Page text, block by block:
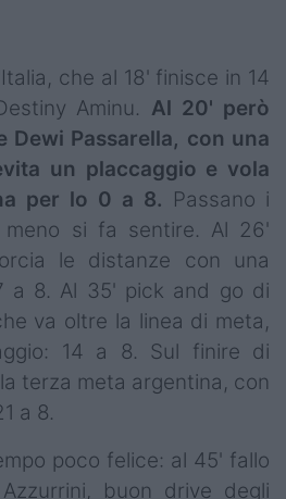
che al 18' finisce in 14
Aminu. Al 20' però
Dewi Passarella, con una
un placcaggio e vola
per lo 0 a 8. Passano i
si fa sentire. Al 26'
le distanze con una
a 8. Al 35' pick and go di
va oltre la linea di meta,
14 a 8. Sul finire di
terza meta argentina, con
a 8.
poco felice: al 45' fallo
buon drive degli